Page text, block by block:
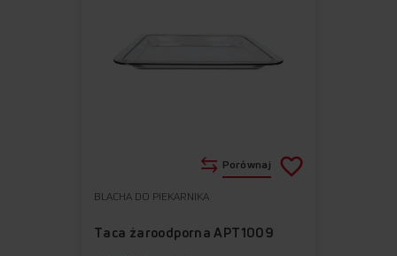
BLACHA DO PIEKARNIKA
Taca żaroodporna APT1009
Porównaj